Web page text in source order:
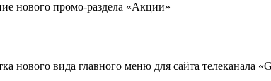
нового промо-раздела «Акции»
нового вида главного меню для сайта телеканала